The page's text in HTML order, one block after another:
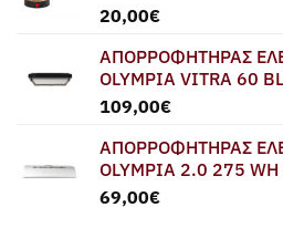
20,00€
ΑΠΟΡΡΟΦΗΤΗΡΑΣ
OLYMPIA VITRA 60
109,00€
ΑΠΟΡΡΟΦΗΤΗΡΑΣ
OLYMPIA 2.0 275
69,00€